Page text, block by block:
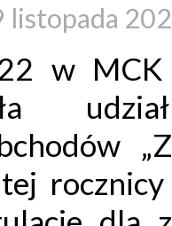
listopada
w MCK
rocznicy